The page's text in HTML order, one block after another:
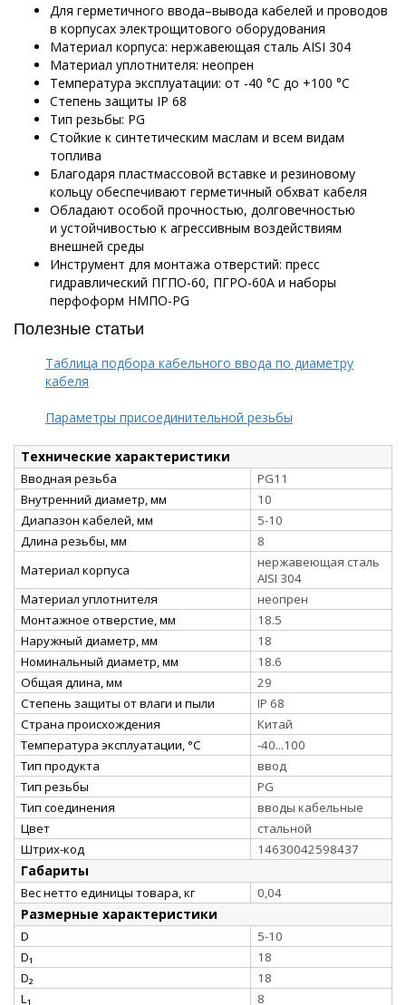
Для герметичного ввода–вывода кабелей и проводов
в корпусах электрощитового оборудования
Материал корпуса: нержавеющая сталь AISI 304
Материал уплотнителя: неопрен
Температура эксплуатации: от -40 °С до +100 °С
Степень защиты IP 68
Тип резьбы: PG
Стойкие к синтетическим маслам и всем видам
топлива
Благодаря пластмассовой вставке и резиновому
кольцу обеспечивают герметичный обхват кабеля
Обладают особой прочностью, долговечностью
и устойчивостью к агрессивным воздействиям
внешней среды
Инструмент для монтажа отверстий: пресс
гидравлический ПГПО-60, ПГРО-60А и наборы
перфоформ НМПО-PG
Полезные статьи
Таблица подбора кабельного ввода по диаметру
кабеля
Параметры присоединительной резьбы
Технические характеристики
Вводная резьба
PG11
Внутренний диаметр, мм
10
Диапазон кабелей, мм
5-10
Длина резьбы, мм
8
Материал корпуса
нержавеющая сталь
AISI 304
Материал уплотнителя
неопрен
Монтажное отверстие, мм
18.5
Наружный диаметр, мм
18
Номинальный диаметр, мм
18.6
Общая длина, мм
29
Степень защиты от влаги и пыли
IP 68
Страна происхождения
Китай
Температура эксплуатации, °С
-40...100
Тип продукта
ввод
Тип резьбы
PG
Тип соединения
вводы кабельные
Цвет
стальной
Штрих-код
14630042598437
Габариты
Вес нетто единицы товара, кг 0,04
Размерные характеристики
D
5-10
D₁
18
D₂
18
L₁
8